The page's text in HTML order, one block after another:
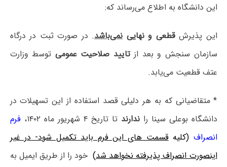
این دانشگاه به اطلاع می‌رساند که:
این پذیرشقطعی و نهایی نمی‌باشد. در صورت ثبت در درگاه
سازمان سنجش و بعد ازتایید صلاحیت عمومی توسط وزارت
عتف قطعیت می‌یابد.
* متقاضیانی که به هر دلیلی قصد استفاده از این تسهیلات در
دانشگاه بوعلی سینا راندارند تا تاریخ ۴ شهریور ماه ۱۴۰۲،
فرم
انصراف (کلیه قسمت های این فرم باید تکمیل شود- در غیر
اینصورت انصراف پذیرفته نخواهد شد) خود را از طریق ایمیل به